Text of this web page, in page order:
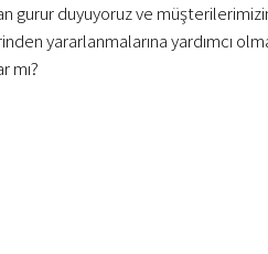
gurur duyuyoruz ve
yararlanmalarına yardımcı
mı?